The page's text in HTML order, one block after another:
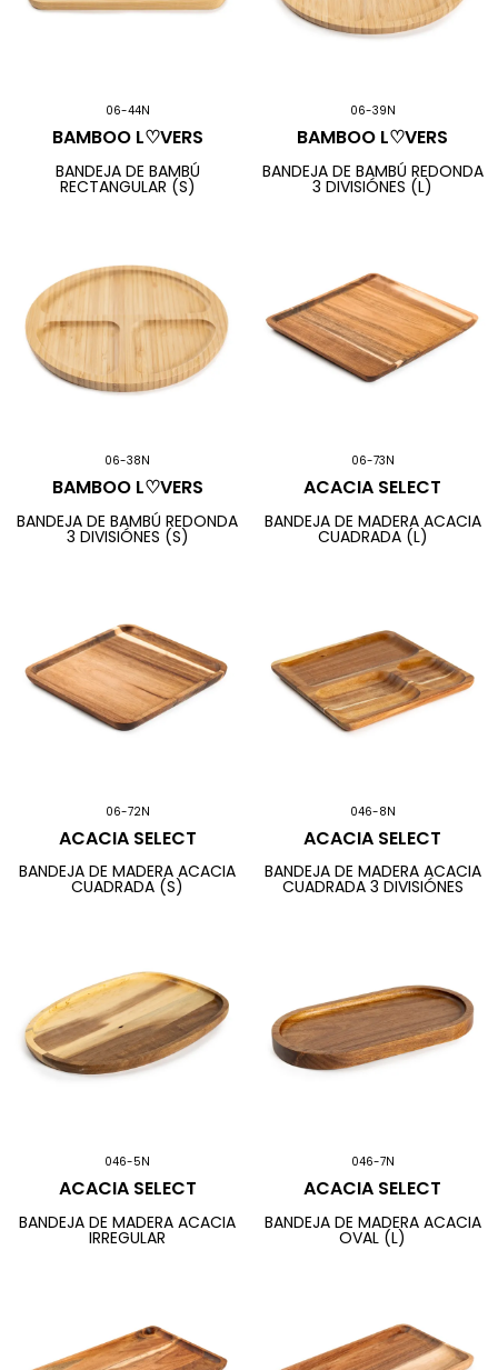
06-44N
BAMBOO L♡VERS
BANDEJA DE BAMBÚ
RECTANGULAR (S)
06-39N
BAMBOO L♡VERS
BANDEJA DE BAMBÚ REDONDA
3 DIVISIÓNES (L)
06-38N
BAMBOO L♡VERS
BANDEJA DE BAMBÚ REDONDA
3 DIVISIÓNES (S)
06-73N
ACACIA SELECT
BANDEJA DE MADERA ACACIA
CUADRADA (L)
06-72N
ACACIA SELECT
BANDEJA DE MADERA ACACIA
CUADRADA (S)
046-8N
ACACIA SELECT
BANDEJA DE MADERA ACACIA
CUADRADA 3 DIVISIÓNES
046-5N
ACACIA SELECT
BANDEJA DE MADERA ACACIA
IRREGULAR
046-7N
ACACIA SELECT
BANDEJA DE MADERA ACACIA
OVAL (L)